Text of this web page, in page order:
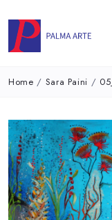
Home / Sara Paini /